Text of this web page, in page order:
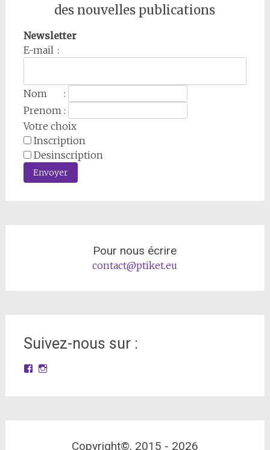
des nouvelles publications
Newsletter
E-mail :
Nom :
Prenom :
Votre choix
Inscription
Desinscription
Envoyer
Pour nous écrire
contact@ptiket.eu
Suivez-nous sur :
Facebook
Instagram
Copyright©, 2015 - 2026